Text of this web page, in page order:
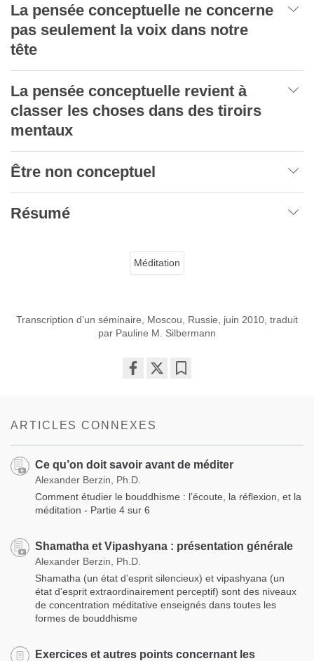
La pensée conceptuelle ne concerne
pas seulement la voix dans notre
tête
La pensée conceptuelle revient à
classer les choses dans des tiroirs
mentaux
Être non conceptuel
Résumé
Méditation
Transcription d’un séminaire, Moscou, Russie, juin 2010, traduit
par Pauline M. Silbermann
ARTICLES CONNEXES
Ce qu’on doit savoir avant de méditer
Alexander Berzin, Ph.D.
Comment étudier le bouddhisme : l’écoute, la réflexion, et la
méditation - Partie 4 sur 6
Shamatha et Vipashyana : présentation générale
Alexander Berzin, Ph.D.
Shamatha (un état d’esprit silencieux) et vipashyana (un
état d’esprit extraordinairement perceptif) sont des niveaux
de concentration méditative enseignés dans toutes les
formes de bouddhisme
Exercices et autres points concernant les